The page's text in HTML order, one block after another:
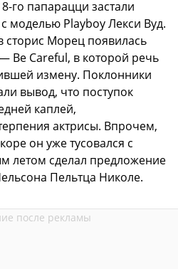
го папарацци застали
моделью Playboy Лекси Вуд.
сторис Морец появилась
Be Careful, в которой речь
измену. Поклонники
вывод, что поступок
каплей,
актрисы. Впрочем,
он уже тусовался с
летом сделал предложение
Пельтца Николе.